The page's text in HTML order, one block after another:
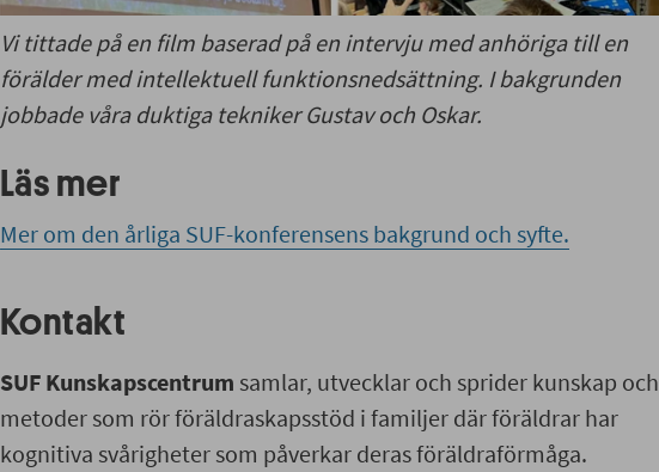
Vi tittade på en film baserad på en intervju med anhöriga till en
förälder med intellektuell funktionsnedsättning. I bakgrunden
jobbade våra duktiga tekniker Gustav och Oskar.
Läs mer
Mer om den årliga SUF-konferensens bakgrund och syfte.
Kontakt
SUF Kunskapscentrum samlar, utvecklar och sprider kunskap och
metoder som rör föräldraskapsstöd i familjer där föräldrar har
kognitiva svårigheter som påverkar deras föräldraförmåga.